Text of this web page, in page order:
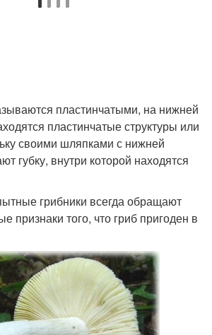
пластинчатыми, на нижней
пластинчатые структуры или
своими шляпками с нижней
губку, внутри которой находятся
грибники всегда обращают
признаки того, что гриб пригоден в